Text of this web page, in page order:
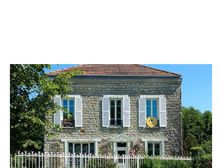
CENTURY 21 Osmose
6 rue de Pontoise
VALLANGOUJARD - 95810
Envoyer un message